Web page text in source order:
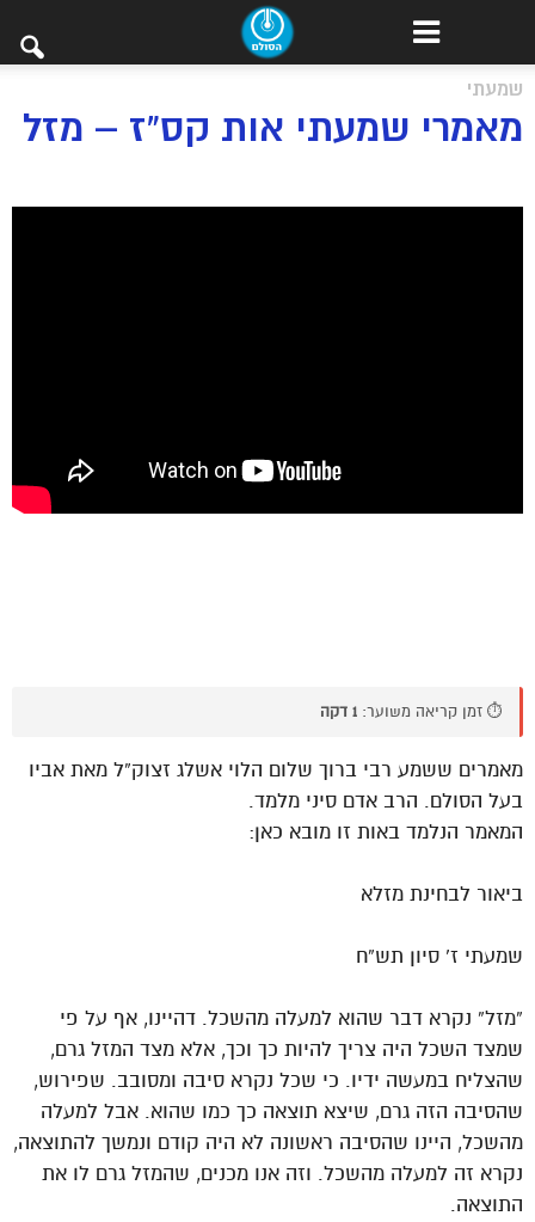
שמעתי
מאמרי שמעתי אות קס”ז – מזל
⏱️ זמן קריאה משוער: 1 דקה
מאמרים ששמע רבי ברוך שלום הלוי אשלג זצוק”ל מאת אביו
בעל הסולם. הרב אדם סיני מלמד.
המאמר הנלמד באות זו מובא כאן:
ביאור לבחינת מזלא
שמעתי ז’ סיון תש”ח
“מזל” נקרא דבר שהוא למעלה מהשכל. דהיינו, אף על פי
שמצד השכל היה צריך להיות כך וכך, אלא מצד המזל גרם,
שהצליח במעשה ידיו. כי שכל נקרא סיבה ומסובב. שפירוש,
שהסיבה הזה גרם, שיצא תוצאה כך כמו שהוא. אבל למעלה
מהשכל, היינו שהסיבה ראשונה לא היה קודם ונמשך להתוצאה,
נקרא זה למעלה מהשכל. וזה אנו מכנים, שהמזל גרם לו את
התוצאה.